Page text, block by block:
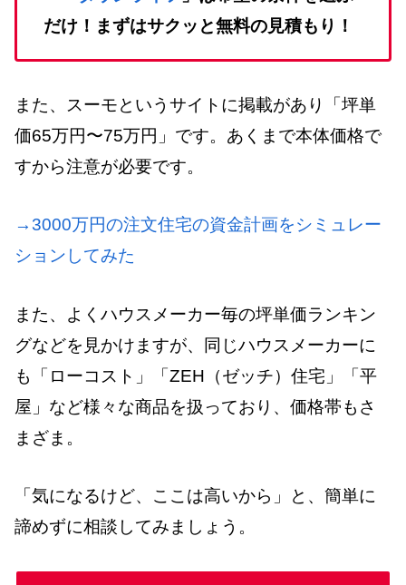
だけ！まずはサクッと無料の見積もり！
また、スーモというサイトに掲載があり「坪単
価65万円〜75万円」です。あくまで本体価格で
すから注意が必要です。
→3000万円の注文住宅の資金計画をシミュレー
ションしてみた
また、よくハウスメーカー毎の坪単価ランキン
グなどを見かけますが、同じハウスメーカーに
も「ローコスト」「ZEH（ゼッチ）住宅」「平
屋」など様々な商品を扱っており、価格帯もさ
まざま。
「気になるけど、ここは高いから」と、簡単に
諦めずに相談してみましょう。